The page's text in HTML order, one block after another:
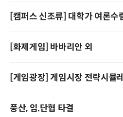
[캠퍼스 신조류] 대학가 여론수
[화제게임] 바바리안 외
[게임광장] 게임시장 전략시뮬
풍산, 임.단협 타결